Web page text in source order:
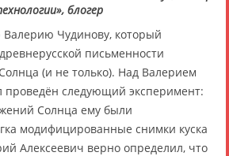
блогер
Чудинову, который
письменности
(и не только). Над Валерием
проведён следующий эксперимент:
Солнца ему были
модифицированные снимки куска
Алексеевич верно определил, что